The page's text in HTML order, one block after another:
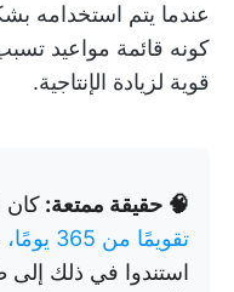
عندما يتم استخدامه
كونه قائمة مواعيد
قوية لزيادة الإنتاجية.
🧠 حقيقة ممتعة: كان
تقويمًا من 365 يومًا،
استندوا في ذلك